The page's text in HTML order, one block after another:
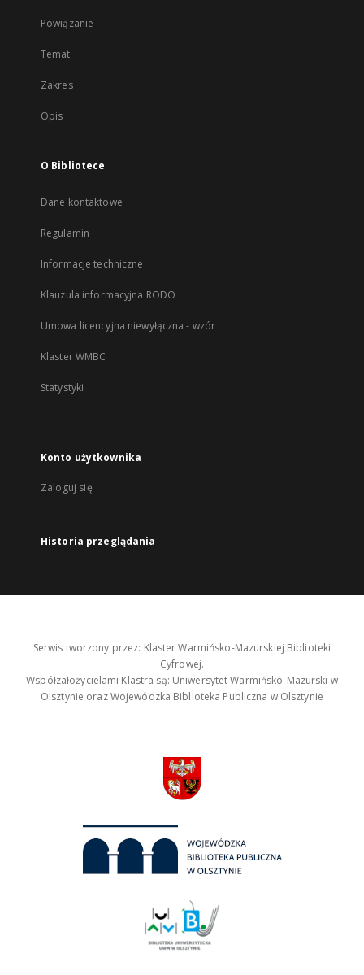
Powiązanie
Temat
Zakres
Opis
O Bibliotece
Dane kontaktowe
Regulamin
Informacje techniczne
Klauzula informacyjna RODO
Umowa licencyjna niewyłączna - wzór
Klaster WMBC
Statystyki
Konto użytkownika
Zaloguj się
Historia przeglądania
Serwis tworzony przez: Klaster Warmińsko-Mazurskiej Biblioteki
Cyfrowej.
Współzałożycielami Klastra są: Uniwersytet Warmińsko-Mazurski w
Olsztynie oraz Wojewódzka Biblioteka Publiczna w Olsztynie